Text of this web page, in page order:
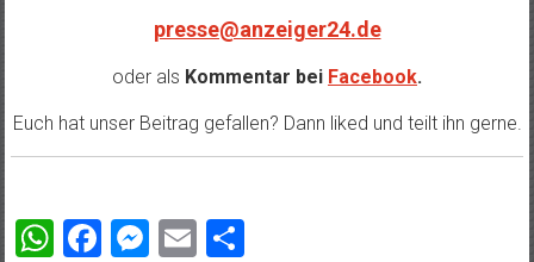
presse@anzeiger24.de
oder als Kommentar bei Facebook.
Euch hat unser Beitrag gefallen? Dann liked und teilt ihn gerne.
WhatsApp
Facebook
Messenger
EmailTeilen